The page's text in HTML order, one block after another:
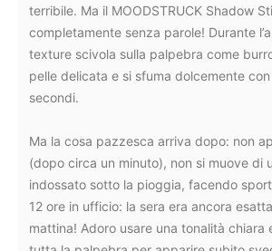
terribile. Ma il MOODSTRUCK Shadow
completamente senza parole! Durante
texture scivola sulla palpebra come
pelle delicata e si sfuma dolcemente con
secondi.
Ma la cosa pazzesca arriva dopo: non
(dopo circa un minuto), non si muove di
indossato sotto la pioggia, facendo
12 ore in ufficio: la sera era ancora
mattina! Adoro usare una tonalità chiara